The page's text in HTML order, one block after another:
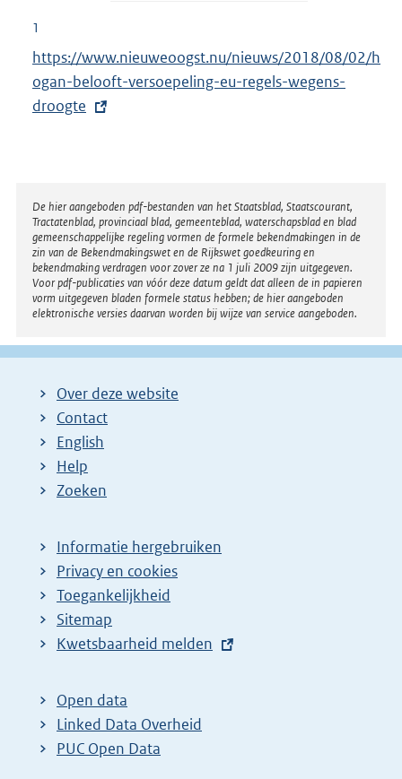
1
E
x
t
e
l
i
n
k
:
https://www.nieuweoogst.nu/nieuws/2018/08/02/h
ogan-belooft-versoepeling-eu-regels-wegens-
droogte
Disclaimer
De hier aangeboden pdf-bestanden van het Staatsblad, Staatscourant,
Tractatenblad, provinciaal blad, gemeenteblad, waterschapsblad en blad
gemeenschappelijke regeling vormen de formele bekendmakingen in de
zin van de Bekendmakingswet en de Rijkswet goedkeuring en
bekendmaking verdragen voor zover ze na 1 juli 2009 zijn uitgegeven.
Voor pdf-publicaties van vóór deze datum geldt dat alleen de in papieren
vorm uitgegeven bladen formele status hebben; de hier aangeboden
elektronische versies daarvan worden bij wijze van service aangeboden.
Over deze website
Contact
English
Help
Zoeken
Informatie hergebruiken
Privacy en cookies
Toegankelijkheid
Sitemap
E
t
e
r
Kwetsbaarheid melden
Open data
Linked Data Overheid
PUC Open Data